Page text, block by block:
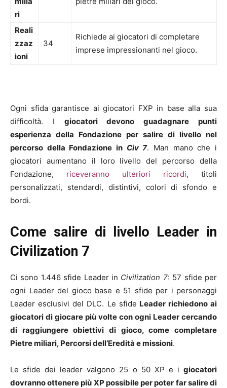
ri
Reali
zzaz
ioni
34
Richiede ai giocatori di completare
imprese impressionanti nel gioco.
Ogni sfida garantisce ai giocatori FXP in base alla sua
difficoltà. I giocatori devono guadagnare punti
esperienza della Fondazione per salire di livello nel
percorso della Fondazione in Civ 7. Man mano che i
giocatori aumentano il loro livello del percorso della
Fondazione, riceveranno ulteriori ricordi, titoli
personalizzati, stendardi, distintivi, colori di sfondo e
bordi.
Come salire di livello Leader in
Civilization 7
Ci sono 1.446 sfide Leader in Civilization 7: 57 sfide per
ogni Leader del gioco base e 51 sfide per i personaggi
Leader esclusivi del DLC. Le sfide Leader richiedono ai
giocatori di giocare più volte con ogni Leader cercando
di raggiungere obiettivi di gioco, come completare
Pietre miliari, Percorsi dell’Eredità e missioni.
Le sfide dei leader valgono 25 o 50 XP e i giocatori
dovranno ottenere più XP possibile per poter far salire di